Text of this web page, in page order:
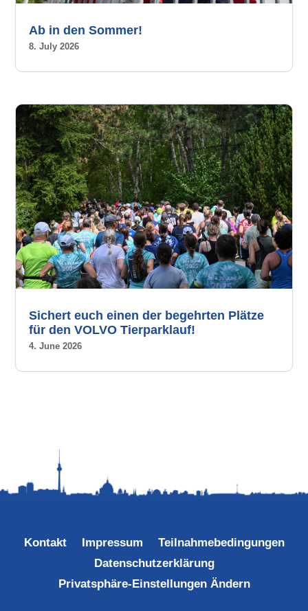
Ab in den Sommer!
8. July 2026
Sichert euch einen der begehrten Plätze
für den VOLVO Tierparklauf!
4. June 2026
Kontakt Impressum
Teilnahmebedingungen
Datenschutzerklärung
Privatsphäre-Einstellungen Ändern